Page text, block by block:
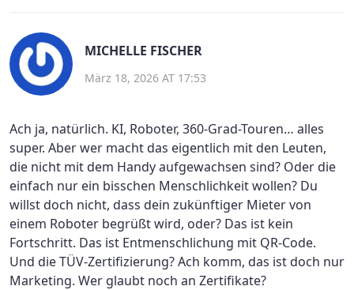
MICHELLE FISCHER
März 18, 2026 AT 17:53
Ach ja, natürlich. KI, Roboter, 360-Grad-Touren… alles
super. Aber wer macht das eigentlich mit den Leuten,
die nicht mit dem Handy aufgewachsen sind? Oder die
einfach nur ein bisschen Menschlichkeit wollen? Du
willst doch nicht, dass dein zukünftiger Mieter von
einem Roboter begrüßt wird, oder? Das ist kein
Fortschritt. Das ist Entmenschlichung mit QR-Code.
Und die TÜV-Zertifizierung? Ach komm, das ist doch nur
Marketing. Wer glaubt noch an Zertifikate?